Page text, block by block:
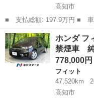
高知市
■ 支払総額: 197.9万円 ■ 車両本体価格： 1,820,000 円 ■ メーカ
ー名： ホンダ ■ 車種名：
Ｖホーム ２０周年特別仕
ナビ バ...
高知 高知市 フィット
ホンダ フ
禁煙車
778,000円
フィット
47,520km
高知市